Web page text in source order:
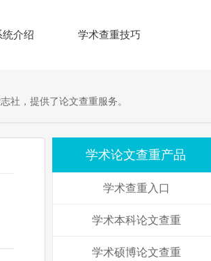
统介绍 学术查重技巧
社，提供了论文查重服务。
学术论文查重产品
学术查重入口
学术本科论文查重
学术硕博论文查重